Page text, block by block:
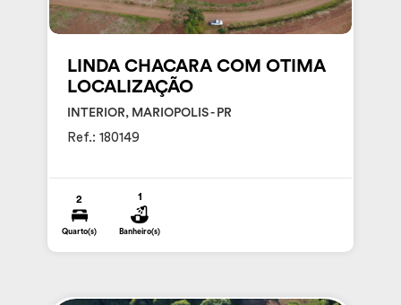
LINDA CHACARA COM OTIMA
LOCALIZAÇÃO
INTERIOR, MARIOPOLIS - PR
Ref.: 180149
2
Quarto(s)
1
Banheiro(s)